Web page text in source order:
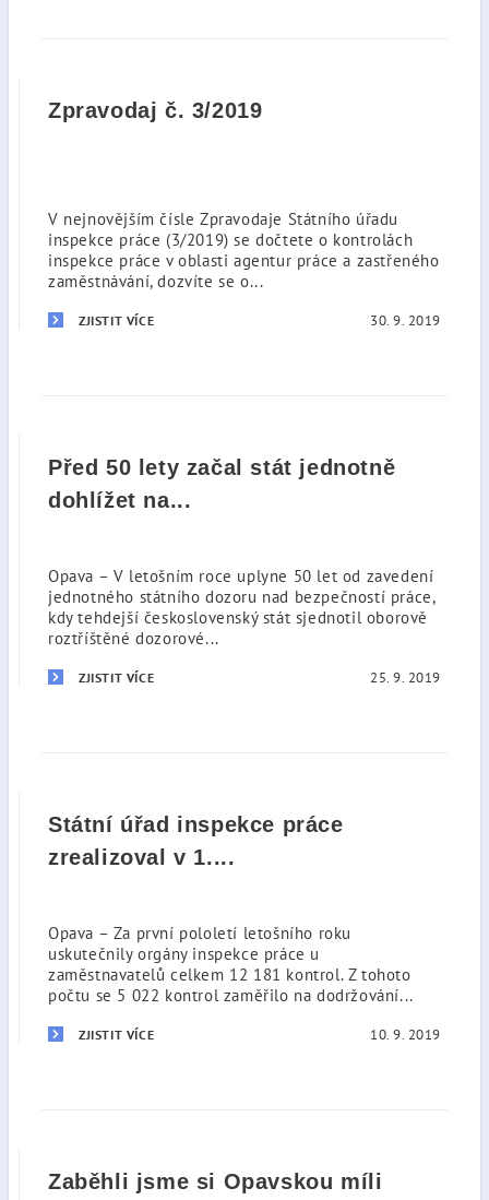
Zpravodaj č. 3/2019
V nejnovějším čísle Zpravodaje Státního úřadu
inspekce práce (3/2019) se dočtete o kontrolách
inspekce práce v oblasti agentur práce a zastřeného
zaměstnávání, dozvíte se o...
ZJISTIT VÍCE 30. 9. 2019
Před 50 lety začal stát jednotně
dohlížet na...
Opava – V letošním roce uplyne 50 let od zavedení
jednotného státního dozoru nad bezpečností práce,
kdy tehdejší československý stát sjednotil oborově
roztříštěné dozorové...
ZJISTIT VÍCE 25. 9. 2019
Státní úřad inspekce práce
zrealizoval v 1....
Opava – Za první pololetí letošního roku
uskutečnily orgány inspekce práce u
zaměstnavatelů celkem 12 181 kontrol. Z tohoto
počtu se 5 022 kontrol zaměřilo na dodržování...
ZJISTIT VÍCE 10. 9. 2019
Zaběhli jsme si Opavskou míli